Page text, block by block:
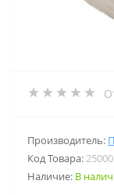
Производитель:
Код Товара:25000
Наличие: В